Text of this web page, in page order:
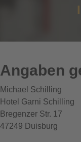
Angaben
Michael Schilling
Hotel Garni Schilling
Bregenzer Str. 17
47249 Duisburg